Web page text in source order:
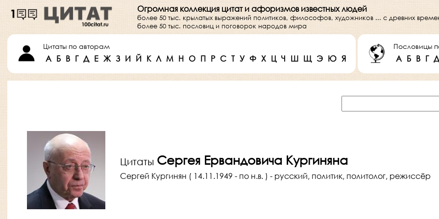
Огромная коллекция цитат и афоризмов известных людей
более 50 тыс. крылатых выражений политиков, философов, художников ... с древних
более 50 тыс. пословиц и поговорок народов мира
Цитаты по авторам
А Б В Г Д Е Ж З И Й К Л М Н О П Р С Т У Ф Х Ц Ч Ш Щ Э Ю Я
Пословицы
А Б В Г Д
Цитаты Сергея Ервандовича Кургиняна
Сергей Кургинян ( 14.11.1949 - по н.в. ) - русский, политик, политолог, режиссёр